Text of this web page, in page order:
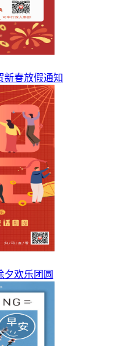
新春放假通知
夕欢乐团圆